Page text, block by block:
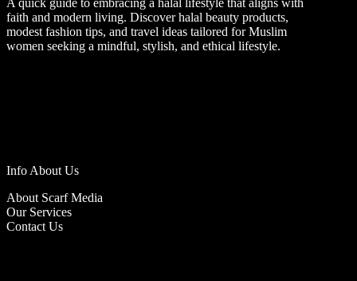
A quick guide to embracing a halal lifestyle that aligns with
faith and modern living. Discover halal beauty products,
modest fashion tips, and travel ideas tailored for Muslim
women seeking a mindful, stylish, and ethical lifestyle.
Info About Us
About Scarf Media
Our Services
Contact Us